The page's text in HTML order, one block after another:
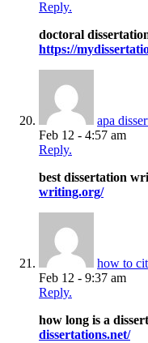
Reply.
doctoral
https://
apa
Feb 12 - 4:57 am
Reply.
best dissertation
writing.org/
how to
Feb 12 - 9:37 am
Reply.
how long is a
dissertations.net/